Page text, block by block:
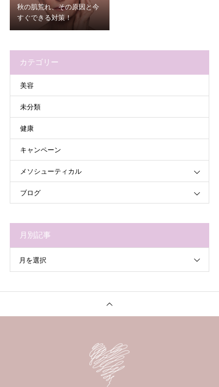
秋の肌荒れ、その原因と今
すぐできる対策！
カテゴリー
美容
未分類
健康
キャンペーン
メソシューティカル
ブログ
月別記事
月を選択